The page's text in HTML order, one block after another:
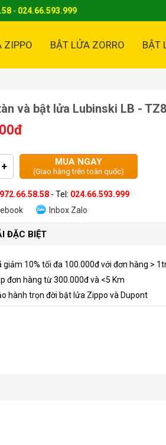
BẬT
BẬT LỬA ZORRO
ZIPPO
và bật lửa Lubinski LB - TZ8
+ MUA NGAY
(Giao hàng trên toàn quốc)
- Tel: 024.66.593.999
Inbox Zalo
ĐẶC BIỆT
giảm 10% tối đa 100.000đ với đơn hàng >
đơn hàng từ 300.000đ và <5 Km
hành trọn đời bật lửa Zippo và Dupont
- 024.66.593.999